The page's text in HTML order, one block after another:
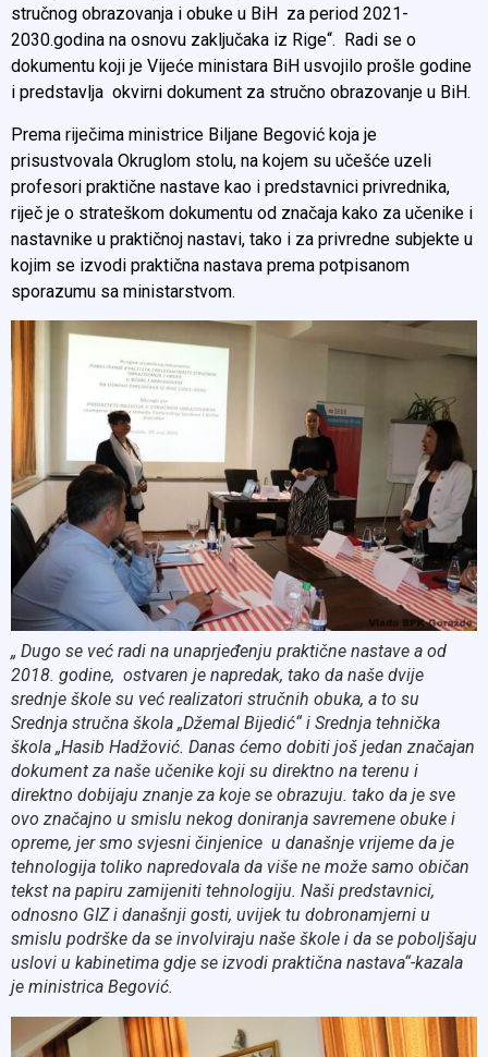
stručnog obrazovanja i obuke u BiH za period 2021-
2030.godina na osnovu zaključaka iz Rige“. Radi se o
dokumentu koji je Vijeće ministara BiH usvojilo prošle godine
i predstavlja okvirni dokument za stručno obrazovanje u BiH.
Prema riječima ministrice Biljane Begović koja je
prisustvovala Okruglom stolu, na kojem su učešće uzeli
profesori praktične nastave kao i predstavnici privrednika,
riječ je o strateškom dokumentu od značaja kako za učenike i
nastavnike u praktičnoj nastavi, tako i za privredne subjekte u
kojim se izvodi praktična nastava prema potpisanom
sporazumu sa ministarstvom.
„ Dugo se već radi na unaprjeđenju praktične nastave a od
2018. godine, ostvaren je napredak, tako da naše dvije
srednje škole su već realizatori stručnih obuka, a to su
Srednja stručna škola „Džemal Bijedić“ i Srednja tehnička
škola „Hasib Hadžović. Danas ćemo dobiti još jedan značajan
dokument za naše učenike koji su direktno na terenu i
direktno dobijaju znanje za koje se obrazuju. tako da je sve
ovo značajno u smislu nekog doniranja savremene obuke i
opreme, jer smo svjesni činjenice u današnje vrijeme da je
tehnologija toliko napredovala da više ne može samo običan
tekst na papiru zamijeniti tehnologiju. Naši predstavnici,
odnosno GIZ i današnji gosti, uvijek tu dobronamjerni u
smislu podrške da se involviraju naše škole i da se poboljšaju
uslovi u kabinetima gdje se izvodi praktična nastava“-kazala
je ministrica Begović.